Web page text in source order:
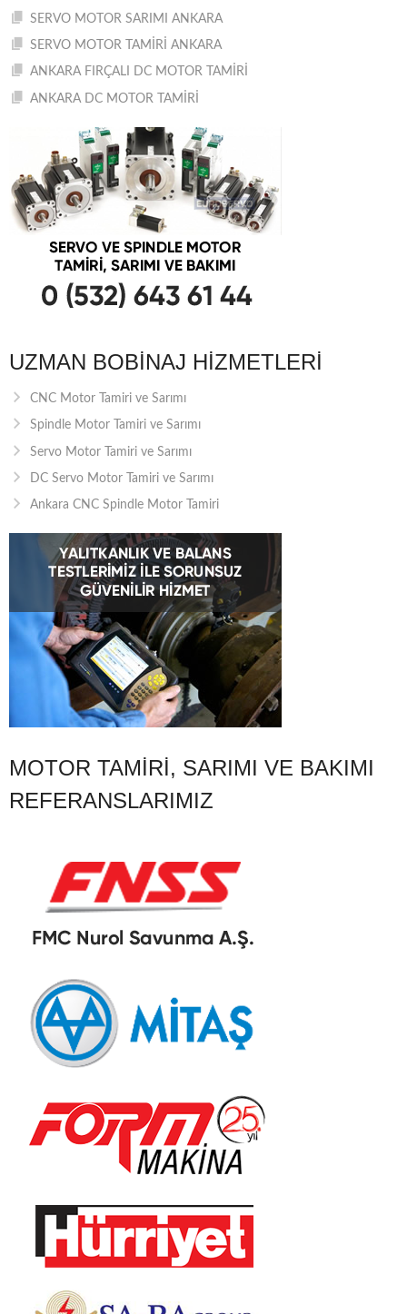
SERVO MOTOR SARIMI ANKARA
SERVO MOTOR TAMİRİ ANKARA
ANKARA FIRÇALI DC MOTOR TAMİRİ
ANKARA DC MOTOR TAMİRİ
UZMAN BOBINAJ HIZMETLERI
CNC Motor Tamiri ve Sarımı
Spindle Motor Tamiri ve Sarımı
Servo Motor Tamiri ve Sarımı
DC Servo Motor Tamiri ve Sarımı
Ankara CNC Spindle Motor Tamiri
MOTOR TAMIRI, SARIMI VE BAKIMI
REFERANSLARIMIZ